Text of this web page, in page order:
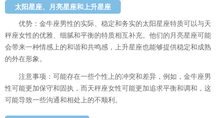
太阳星座、月亮星座和上升星座
优势：金牛座男性的实际、稳定和务实的太阳星座特质可以与天
秤座女性的优雅、细腻和平衡的特质相互补充。他们的月亮星座可能
会带来一种情感上的和谐和共鸣感，上升星座也能够提供稳定和成熟
的外在形象。
注意事项：可能存在一些个性上的冲突和差异，例如，金牛座男
性可能更加保守和固执，而天秤座女性可能更加追求平衡和调和，这
可能导致一些沟通和相处上的不顺利。